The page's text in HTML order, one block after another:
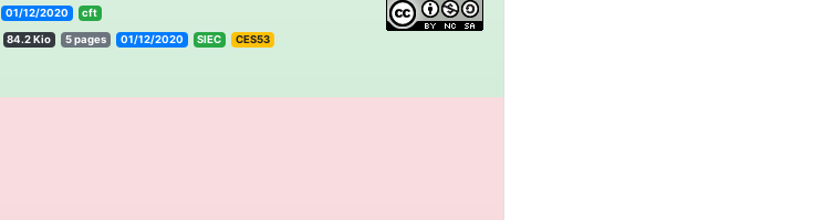
01/12/2020 cft
84.2 Kio 5 pages 01/12/2020 SIEC CES53